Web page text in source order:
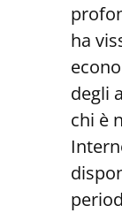
ha
degli
chi è